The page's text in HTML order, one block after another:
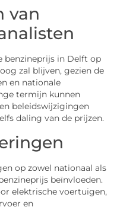
van
benzineprijs in Delft op
zal blijven, gezien de
en nationale
termijn kunnen
beleidswijzigingen
daling van de prijzen.
op zowel nationaal als
beïnvloeden.
elektrische voertuigen,
en